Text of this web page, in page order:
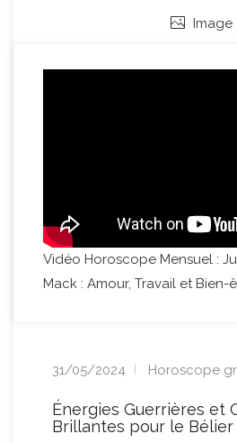
Image
Vidéo Horoscope Mensuel :
Mack : Amour, Travail et Bien-
31/05/2024 Horoscope
Énergies Guerrières et
Brillantes pour le Bélier